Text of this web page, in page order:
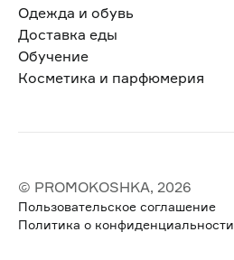
Одежда и обувь
Доставка еды
Обучение
Косметика и парфюмерия
© PROMOKOSHKA, 2026
Пользовательское соглашение
Политика о конфиденциальности